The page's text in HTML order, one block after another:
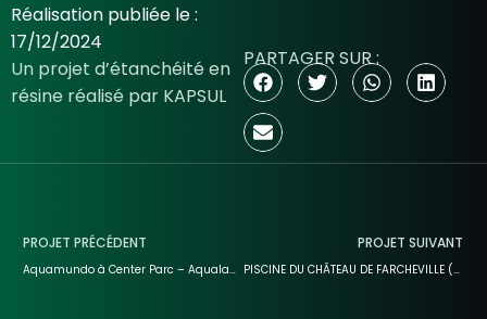
Réalisation publiée le :
17/12/2024
Un projet d’étanchéité en
résine réalisé par KAPSUL
PARTAGER SUR :
PROJET PRÉCÉDENT
Aquamundo à Center Parc – Aqualagon Village Nature (77)
PROJET SUIVANT
PISCINE DU CHÂTEAU DE FARCHEVILLE (91)